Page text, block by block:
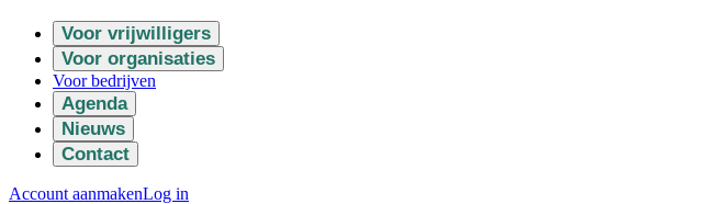
Voor vrijwilligers
Voor organisaties
Voor bedrijven
Agenda
Nieuws
Contact
Account aanmakenLog in